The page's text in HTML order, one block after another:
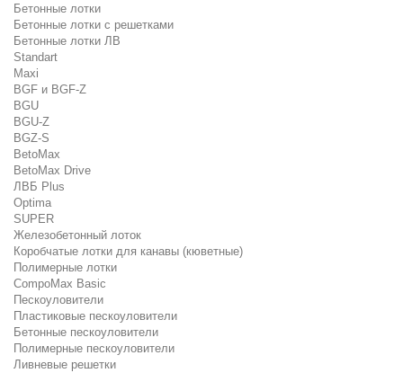
Бетонные лотки
Бетонные лотки с решетками
Бетонные лотки ЛВ
Standart
Maxi
BGF и BGF-Z
BGU
BGU-Z
BGZ-S
BetoMax
BetoMax Drive
ЛВБ Plus
Optima
SUPER
Железобетонный лоток
Коробчатые лотки для канавы (кюветные)
Полимерные лотки
CompoMax Basic
Пескоуловители
Пластиковые пескоуловители
Бетонные пескоуловители
Полимерные пескоуловители
Ливневые решетки